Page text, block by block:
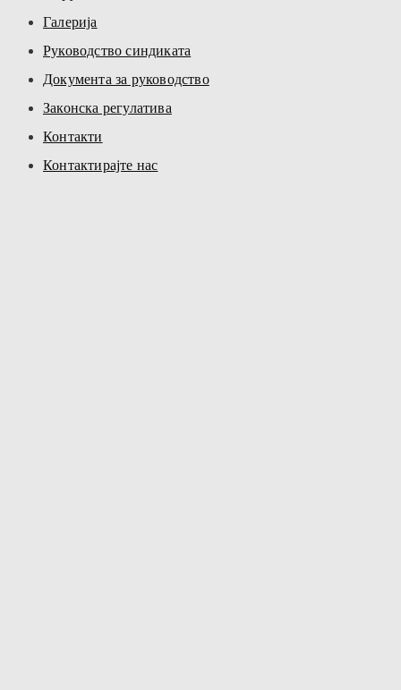
Галерија
Руководство синдиката
Документа за руководство
Законска регулатива
Контакти
Контактирајте нас